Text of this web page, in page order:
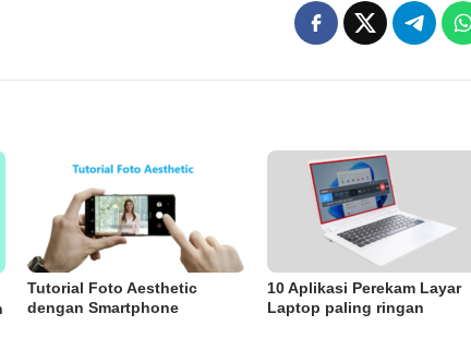
Tutorial Foto Aesthetic
dengan Smartphone
10 Aplikasi Perekam Layar
Laptop paling ringan